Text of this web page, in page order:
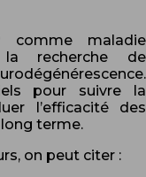
comme maladie
la recherche de
pour suivre la
l’efficacité des
terme.
on peut citer :